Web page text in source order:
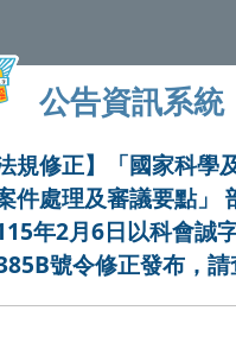
公告資訊系統
規修正】「國家科學
件處理及審議要點」
年2月6日以科會誠
號令修正發布，請